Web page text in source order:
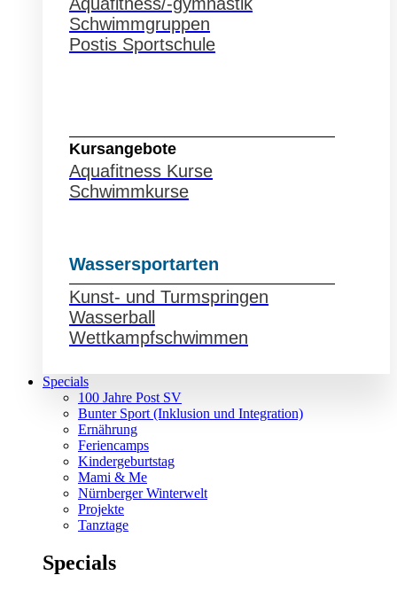
Schwimmgruppen
Postis Sportschule
Kursangebote
Aquafitness Kurse
Schwimmkurse
Wassersportarten
Kunst- und Turmspringen
Wasserball
Wettkampfschwimmen
Specials
100 Jahre Post SV
Bunter Sport (Inklusion und Integration)
Ernährung
Feriencamps
Kindergeburtstag
Mami & Me
Nürnberger Winterwelt
Projekte
Tanztage
Specials